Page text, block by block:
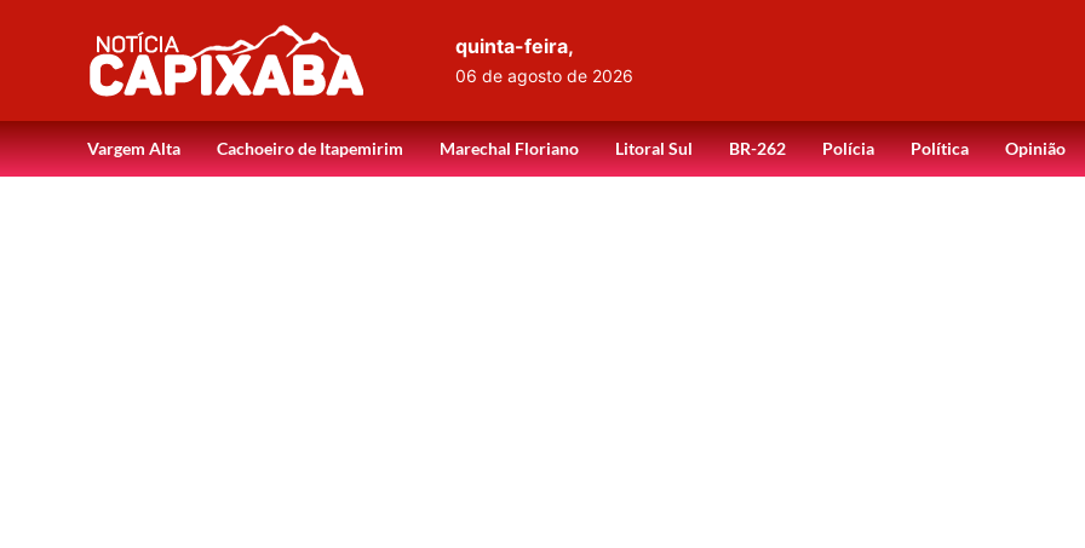
quinta-feira,
06 de agosto de 2026
Vargem Alta Cachoeiro de Itapemirim Marechal Floriano Litoral Sul BR-262 Polícia Política Opinião